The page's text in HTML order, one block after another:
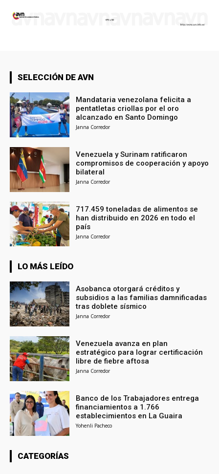
SELECCIÓN DE AVN
Mandataria venezolana felicita a
pentatletas criollas por el oro
alcanzado en Santo Domingo
Janna Corredor
Venezuela y Surinam ratificaron
compromisos de cooperación y apoyo
bilateral
Janna Corredor
717.459 toneladas de alimentos se
han distribuido en 2026 en todo el
país
Janna Corredor
LO MÁS LEÍDO
Asobanca otorgará créditos y
subsidios a las familias damnificadas
tras doblete sísmico
Janna Corredor
Venezuela avanza en plan
estratégico para lograr certificación
libre de fiebre aftosa
Janna Corredor
Banco de los Trabajadores entrega
financiamientos a 1.766
establecimientos en La Guaira
Yohenli Pacheco
CATEGORÍAS